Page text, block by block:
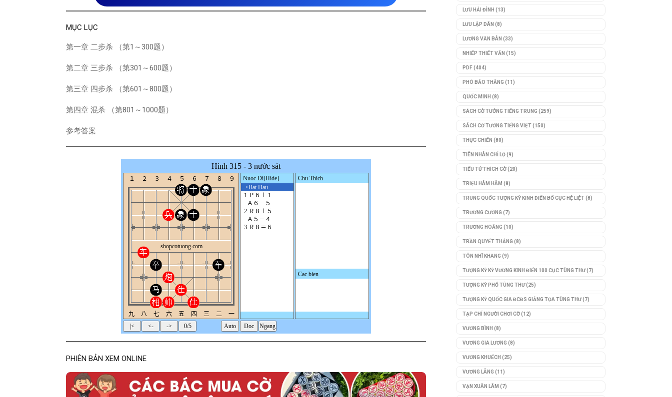
MỤC LỤC
第一章 二步杀 （第1～300题）
第二章 三步杀 （第301～600题）
第三章 四步杀 （第601～800题）
第四章 混杀 （第801～1000题）
参考答案
PHIÊN BẢN XEM ONLINE
LƯU HẢI ĐÌNH (13)
LƯU LẬP DÂN (8)
LƯƠNG VĂN BÂN (33)
NHIẾP THIẾT VĂN (15)
PDF(404)
PHÓ BẢO THẮNG (11)
QUỐC MINH (8)
SÁCH CỜ TƯỚNG TIẾNG TRUNG (259)
SÁCH CỜ TƯỚNG TIẾNG VIỆT(150)
THỰC CHIẾN (80)
TIÊN NHÂN CHỈ LỘ(9)
TIỂU TỬ THÍCH CỜ(20)
TRIỆU HÂM HÂM (8)
TRUNG QUỐC TƯỢNG KỲ KINH ĐIỂN BỐ CỤC HỆ LIỆT(8)
TRƯƠNG CƯỜNG (7)
TRƯƠNG HOẰNG (10)
TRẦN QUYẾT THẮNG (8)
TÔN NHĨ KHANG (9)
TƯỢNG KỲ KỲ VƯƠNG KINH ĐIỂN 100 CỤC TÙNG THƯ(7)
TƯỢNG KỲ PHỔ TÙNG THƯ(25)
TƯỢNG KỲ QUỐC GIA ĐCĐS GIẢNG TỌA TÙNG THƯ(7)
TẠP CHÍ NGƯỜI CHƠI CỜ(12)
VƯƠNG BÌNH (8)
VƯƠNG GIA LƯƠNG (8)
VƯƠNG KHUẾCH (25)
VƯƠNG LÃNG (11)
VẠN XUÂN LÂM (7)